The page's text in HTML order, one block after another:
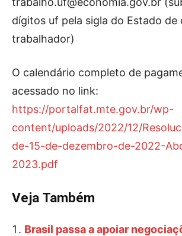
dígitos uf pela sigla do Estado de
trabalhador)
O calendário completo de
acessado no link:
https://portalfat.mte.gov.br/wp-
content/uploads/2022/12/
de-15-de-dezembro-de-2022-
2023.pdf
Veja Também
Brasil passa a apoiar